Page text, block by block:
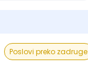
Poslovi preko zadruge